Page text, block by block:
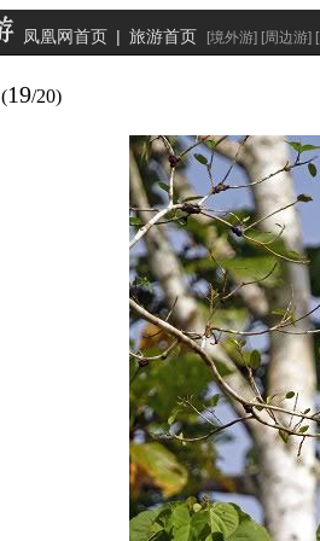
凤凰网首页 | 旅游首页 [境外游] [周边游] [
(19/20)